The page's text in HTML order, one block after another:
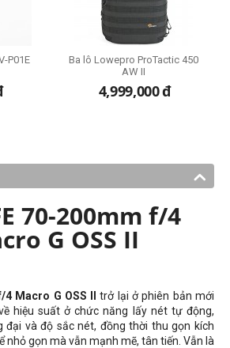
P01E
Ba lô Lowepro ProTactic 450
AW II
4,999,000đ
70-200mm f/4
G OSS II
Macro G OSS II
trở lại ở phiên bản mới
hiệu suất ở chức năng lấy nét tự động,
đại và độ sắc nét, đồng thời thu gọn kích
nhỏ gọn mà vẫn mạnh mẽ, tân tiến. Vẫn là